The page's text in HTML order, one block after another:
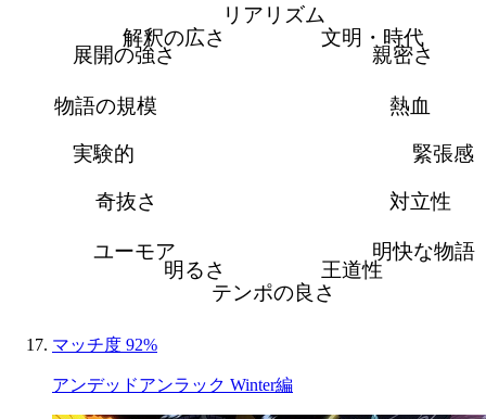
リアリズム
文明・時代
親密さ
熱血
緊張感
対立性
明快な物語
王道性
テンポの良さ
明るさ
ユーモア
奇抜さ
実験的
物語の規模
展開の強さ
解釈の広さ
マッチ度 92%
アンデッドアンラック Winter編